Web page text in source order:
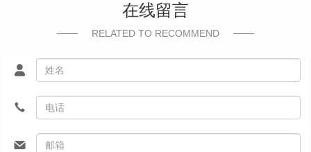
在线留言
RELATED TO RECOMMEND